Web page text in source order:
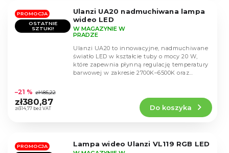
gwiazdek.
PROMOCJA
OSTATNIE
SZTUKI!
Ulanzi UA20 nadmuchiwana lampa
wideo LED
ocena
produktu
wynosi
gwiazdek.
W MAGAZYNIE W
PRADZE
zł314,77 bez VAT
–21 % zł485,22
zł380,87
Do koszyka
Ulanzi UA20 to innowacyjne, nadmuchiwane
światło LED w kształcie tuby o mocy 20 W,
które zapewnia płynną regulację temperatury
barwowej w zakresie 2700K–6500K oraz
PROMOCJA
Lampa wideo Ulanzi VL119 RGB LED